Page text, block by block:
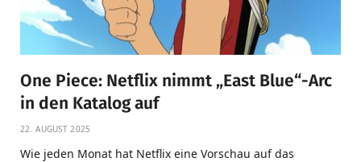
One Piece: Netflix nimmt „East Blue“-Arc
in den Katalog auf
22. AUGUST 2025
Wie jeden Monat hat Netflix eine Vorschau auf das